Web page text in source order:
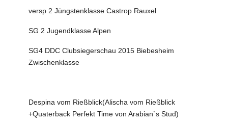
versp 2 Jüngstenklasse Castrop Rauxel
SG 2 Jugendklasse Alpen
SG4 DDC Clubsiegerschau 2015 Biebesheim
Zwischenklasse
Despina vom Rießblick(Alischa vom Rießblick
+Quaterback Perfekt Time von Arabian`s Stud)